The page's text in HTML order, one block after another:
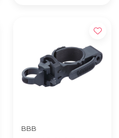
BBB